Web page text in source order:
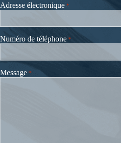
Adresse électronique *
Numéro de téléphone *
Message *